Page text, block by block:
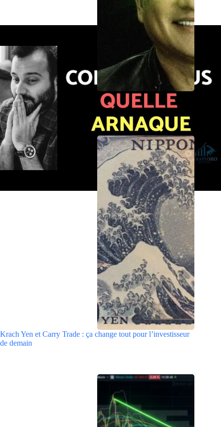
A force de prédire le krach IA, les investisseurs loupent
l’essentiel
Krach Yen et Carry Trade : ça change tout pour l’investisseur
de demain